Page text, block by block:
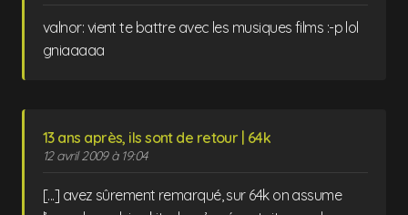
valnor: vient te battre avec les musiques films :-p lol
gniaaaaa
13 ans après, ils sont de retour | 64k
12 avril 2009 à 19:04
[...] avez sûrement remarqué, sur 64k on assume